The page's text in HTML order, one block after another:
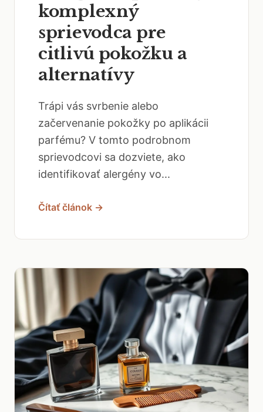
komplexný
sprievodca pre
citlivú pokožku a
alternatívy
Trápi vás svrbenie alebo
začervenanie pokožky po aplikácii
parfému? V tomto podrobnom
sprievodcovi sa dozviete, ako
identifikovať alergény vo...
Čítať článok →